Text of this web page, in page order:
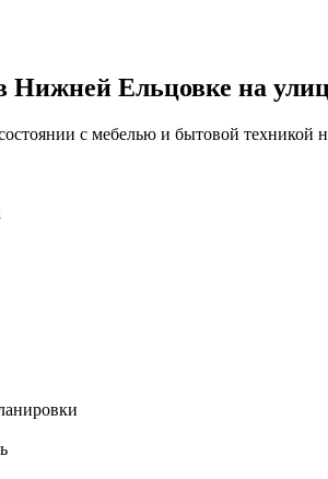
Нижней Ельцовке на
с мебелью и бытовой техникой